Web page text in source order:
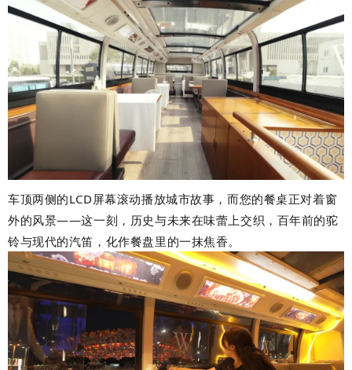
车顶两侧的LCD 屏幕滚动播放城市故事，而您的餐桌正对着窗
外的风景——这一刻，历史与未来在味蕾上交织，百年前的驼
铃与现代的汽笛，化作餐盘里的一抹焦香。